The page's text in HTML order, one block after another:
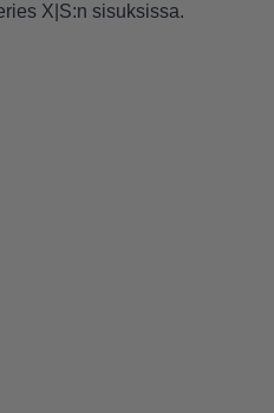
X|S:n sisuksissa.